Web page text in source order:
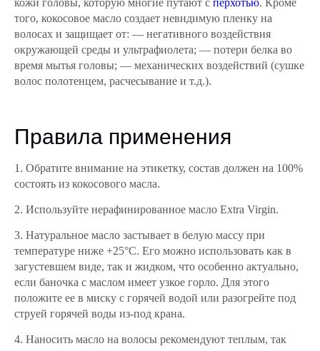
того, кокосовое масло создает невидимую пленку на
волосах и защищает от: — негативного воздействия
окружающей среды и ультрафиолета; — потери белка во
время мытья головы; — механических воздействий (сушке
волос полотенцем, расчесывание и т.д.).
Правила применения
1. Обратите внимание на этикетку, состав должен на 100%
состоять из кокосового масла.
2. Используйте нерафинированное масло Extra Virgin.
3. Натуральное масло застывает в белую массу при
температуре ниже +25°С. Его можно использовать как в
загустевшем виде, так и жидком, что особенно актуально,
если баночка с маслом имеет узкое горло. Для этого
положите ее в миску с горячей водой или разогрейте под
струей горячей воды из-под крана.
4. Наносить масло на волосы рекомендуют теплым, так